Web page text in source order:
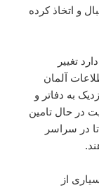
و اتخاذ کرده
تغییر
آلمان
به دفاتر و
در حال تامین
در سراسر
از